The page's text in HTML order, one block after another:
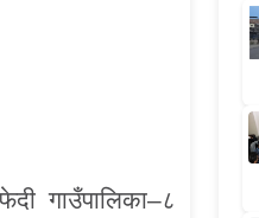
गाउँपालिका–८